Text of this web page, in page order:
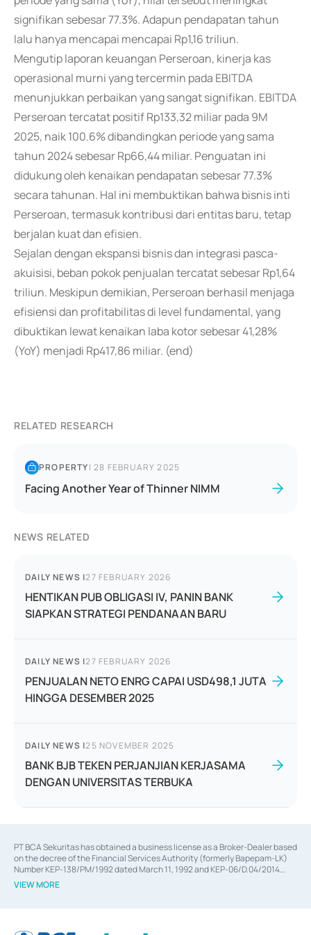
signifikan sebesar 77.3%. Adapun pendapatan tahun
lalu hanya mencapai mencapai Rp1,16 triliun.
Mengutip laporan keuangan Perseroan, kinerja kas
operasional murni yang tercermin pada EBITDA
menunjukkan perbaikan yang sangat signifikan. EBITDA
Perseroan tercatat positif Rp133,32 miliar pada 9M
2025, naik 100.6% dibandingkan periode yang sama
tahun 2024 sebesar Rp66,44 miliar. Penguatan ini
didukung oleh kenaikan pendapatan sebesar 77.3%
secara tahunan. Hal ini membuktikan bahwa bisnis inti
Perseroan, termasuk kontribusi dari entitas baru, tetap
berjalan kuat dan efisien.
Sejalan dengan ekspansi bisnis dan integrasi pasca-
akuisisi, beban pokok penjualan tercatat sebesar Rp1,64
triliun. Meskipun demikian, Perseroan berhasil menjaga
efisiensi dan profitabilitas di level fundamental, yang
dibuktikan lewat kenaikan laba kotor sebesar 41,28%
(YoY) menjadi Rp417,86 miliar. (end)
RELATED RESEARCH
PROPERTY|28 FEBRUARY 2025
Facing Another Year of Thinner NIMM
NEWS RELATED
DAILY NEWS |27 FEBRUARY 2026
HENTIKAN PUB OBLIGASI IV, PANIN BANK
SIAPKAN STRATEGI PENDANAAN BARU
DAILY NEWS |27 FEBRUARY 2026
PENJUALAN NETO ENRG CAPAI USD498,1 JUTA
HINGGA DESEMBER 2025
DAILY NEWS |25 NOVEMBER 2025
BANK BJB TEKEN PERJANJIAN KERJASAMA
DENGAN UNIVERSITAS TERBUKA
PT BCA Sekuritas has obtained a business license as a Broker-Dealer based
on the decree of the Financial Services Authority (formerly Bapepam-LK)
Number KEP-138/PM/1992 dated March 11, 1992 and KEP-06/D.04/2014
dated February 28, 2014, a business license as an Underwriter based on the
decree of the Financial Services Authority Number KEP-12/PM/PEE/1997
VIEW MORE